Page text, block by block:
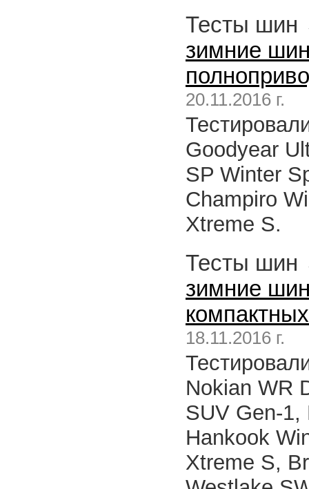
Тесты
зимние
20.11.2016 г.
Goodyear
SP Winter
Champiro
Xtreme S.
Тесты
зимние
18.11.2016 г.
Nokian WR
SUV Gen-1,
Hankook
Xtreme S,